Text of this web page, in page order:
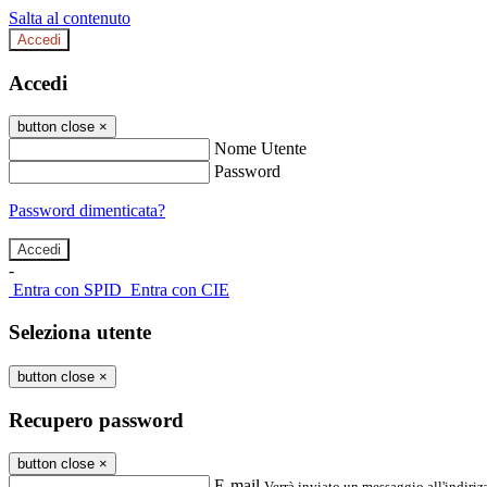
Salta al contenuto
Accedi
Accedi
button close ×
Nome Utente
Password
Password dimenticata?
-
Entra con SPID Entra con CIE
Seleziona utente
button close ×
Recupero password
button close ×